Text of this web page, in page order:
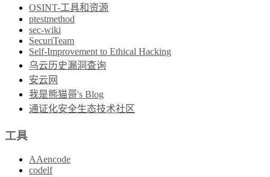
OSINT-工具和资源
ptestmethod
sec-wiki
SecuriTeam
Self-Improvement to Ethical Hacking
乌云历史漏洞查询
安云网
我是熊猫哥's Blog
通证化安全生态技术社区
工具
AAencode
codelf